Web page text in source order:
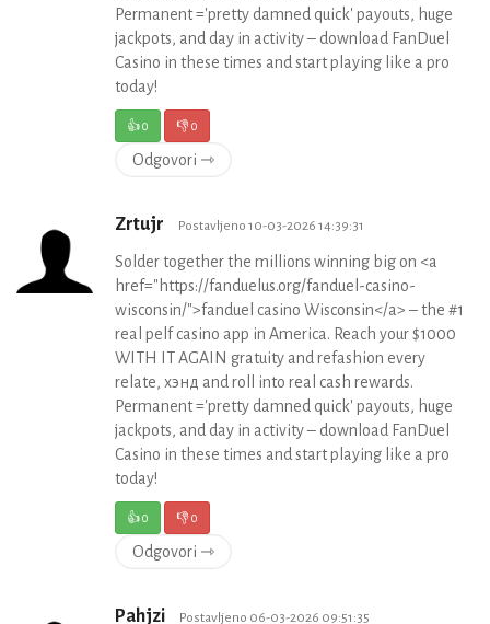
Permanent ='pretty damned quick' payouts, huge
jackpots, and day in activity – download FanDuel
Casino in these times and start playing like a pro
today!
👍0 👎0
Odgovori ⇾
Zrtujr Postavljeno 10-03-2026 14:39:31
Solder together the millions winning big on <a
href="https://fanduelus.org/fanduel-casino-
wisconsin/">fanduel casino Wisconsin</a> – the #1
real pelf casino app in America. Reach your $1000
WITH IT AGAIN gratuity and refashion every
relate, хэнд and roll into real cash rewards.
Permanent ='pretty damned quick' payouts, huge
jackpots, and day in activity – download FanDuel
Casino in these times and start playing like a pro
today!
👍0 👎0
Odgovori ⇾
Pahjzi Postavljeno 06-03-2026 09:51:35